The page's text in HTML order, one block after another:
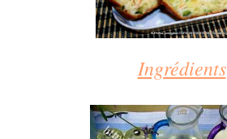
Ingrédients